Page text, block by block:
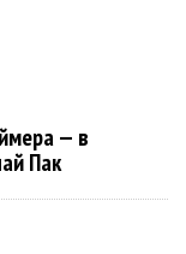
— в
Пак